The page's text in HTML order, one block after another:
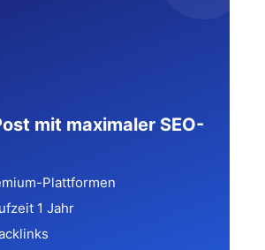
mit maximaler SEO-
Plattformen
1 Jahr